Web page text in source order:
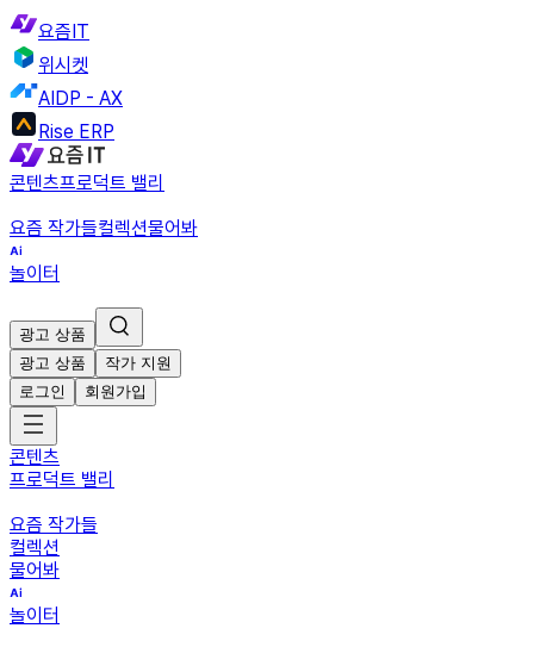
요즘IT
위시켓
AIDP - AX
Rise ERP
콘텐츠프로덕트 밸리
요즘 작가들컬렉션물어봐
놀이터
광고 상품
광고 상품
작가 지원
로그인
회원가입
콘텐츠
프로덕트 밸리
요즘 작가들
컬렉션
물어봐
놀이터